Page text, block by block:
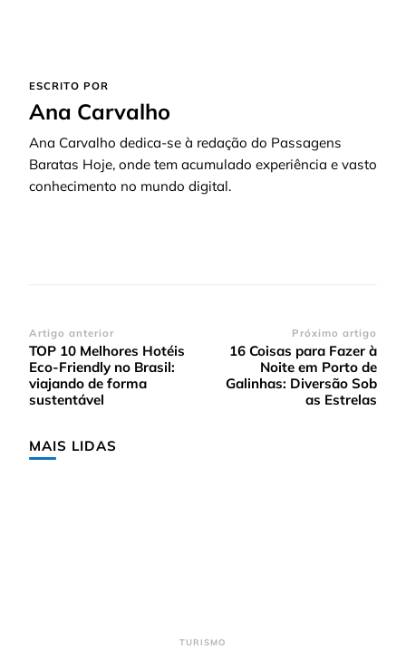
ESCRITO POR
Ana Carvalho
Ana Carvalho dedica-se à redação do Passagens
Baratas Hoje, onde tem acumulado experiência e vasto
conhecimento no mundo digital.
Navegação
de
post
Artigo anterior
TOP 10 Melhores Hotéis
Eco-Friendly no Brasil:
viajando de forma
sustentável
Próximo artigo
16 Coisas para Fazer à
Noite em Porto de
Galinhas: Diversão Sob
as Estrelas
MAIS LIDAS
TURISMO